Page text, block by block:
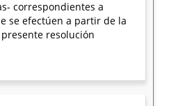
correspondientes a
se efectúen a partir de la
resolución